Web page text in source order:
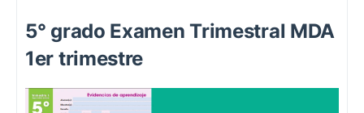
5° grado Examen Trimestral MDA
1er trimestre